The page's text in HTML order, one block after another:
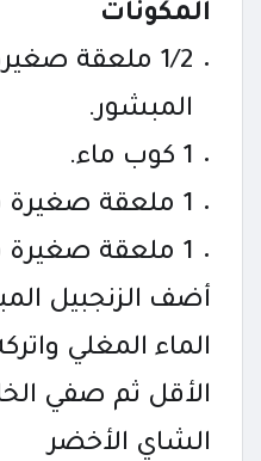
المكونات
1/2 ملعقة
المبشور.
1 كوب ماء.
1 ملعقة صغيرة من العسل.
1 ملعقة صغيرة من عصير الليمون.
أضف الزنجبيل
الأقل ثم صفي
الشاي الأخضر